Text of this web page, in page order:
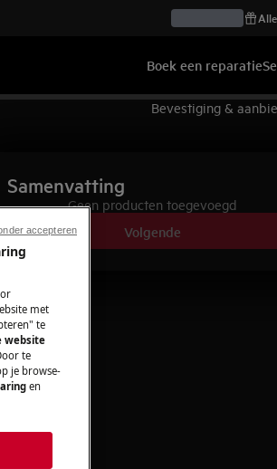
Boek een reparatie
Bevestiging &
Samenvatting
Geen producten toegevoegd
Volgende
met
te
website
te
je browse-
en
accepteren